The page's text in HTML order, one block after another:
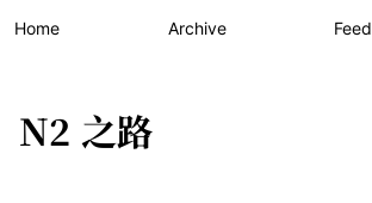
Home Archive Feed
N2 之路